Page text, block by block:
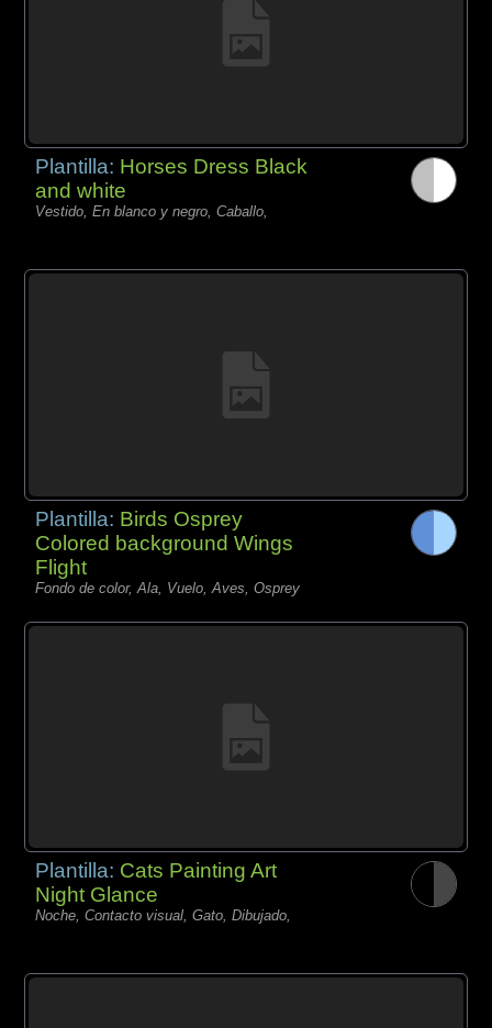
Plantilla: Horses Dress Black
and white
Vestido, En blanco y negro, Caballo,
Plantilla: Birds Osprey
Colored background Wings
Flight
Fondo de color, Ala, Vuelo, Aves, Osprey
Plantilla: Cats Painting Art
Night Glance
Noche, Contacto visual, Gato, Dibujado,